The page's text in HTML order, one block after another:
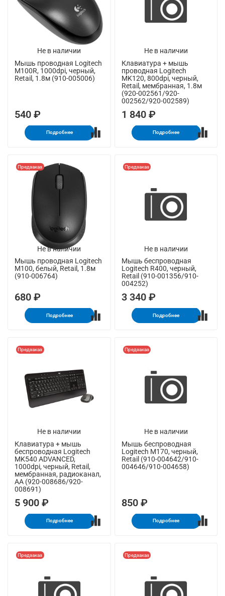
Не в наличии
Мышь проводная Logitech
M100R, 1000dpi, черный,
Retail, 1.8м (910-005006)
540 ₽
Подробнее
Не в наличии
Клавиатура + мышь
проводная Logitech
MK120, 800dpi, черный,
Retail, мембранная, 1.8м
(920-002561/920-
002562/920-002589)
1 840 ₽
Подробнее
Не в наличии
Предзаказ
Мышь проводная Logitech
M100, белый, Retail, 1.8м
(910-006764)
680 ₽
Подробнее
Не в наличии
Предзаказ
Мышь беспроводная
Logitech R400, черный,
Retail (910-001356/910-
004252)
3 340 ₽
Подробнее
Не в наличии
Предзаказ
Клавиатура + мышь
беспроводная Logitech
MK540 ADVANCED,
1000dpi, черный, Retail,
мембранная, радиоканал,
AA (920-008686/920-
008691)
5 900 ₽
Подробнее
Не в наличии
Предзаказ
Мышь беспроводная
Logitech M170, черный,
Retail (910-004642/910-
004646/910-004658)
850 ₽
Подробнее
Предзаказ Предзаказ